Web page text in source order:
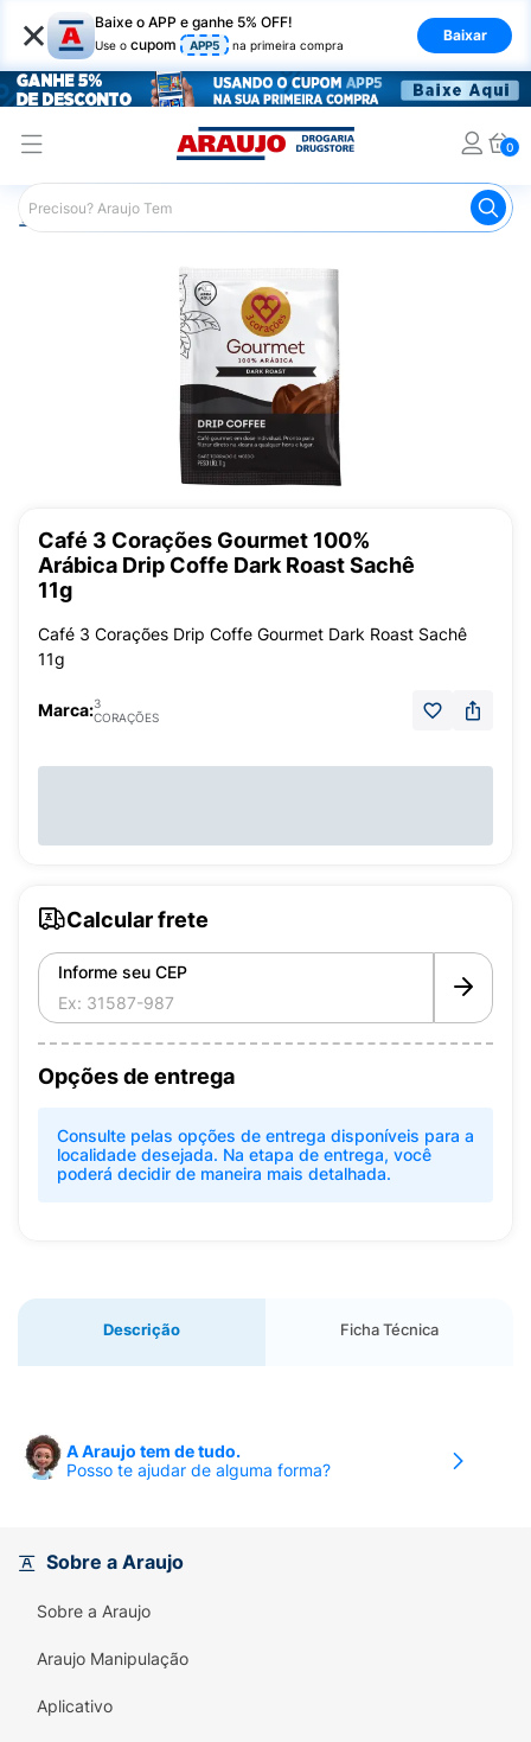
× Baixe o APP e ganhe 5% OFF!
Use o cupom APP5 na primeira compra
Baixar
0
Araujo Mercado Café
Café 3 Corações Gourmet 100%
Arábica Drip Coffe Dark Roast Sachê
11g
Café 3 Corações Drip Coffe Gourmet Dark Roast Sachê
11g
Marca:3
CORAÇÕES
Calcular frete
Informe seu CEP
Opções de entrega
Consulte pelas opções de entrega disponíveis para a
localidade desejada. Na etapa de entrega, você
poderá decidir de maneira mais detalhada.
Descrição Ficha Técnica
A Araujo tem de tudo.
Posso te ajudar de alguma forma?
Sobre a Araujo
Sobre a Araujo
Araujo Manipulação
Aplicativo